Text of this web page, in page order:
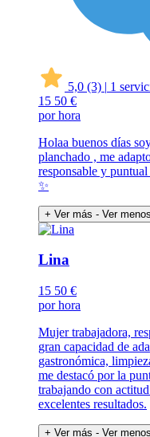
5,0 (3) | 1
15 50 €
por hora
Holaa buenos días
planchado , me
responsable y
✨
+ Ver más - Ver menos
Lina
15 50 €
por hora
Mujer trabajadora,
gran capacidad de
gastronómica,
me destacó por la
trabajando con
excelentes resultados.
+ Ver más - Ver menos